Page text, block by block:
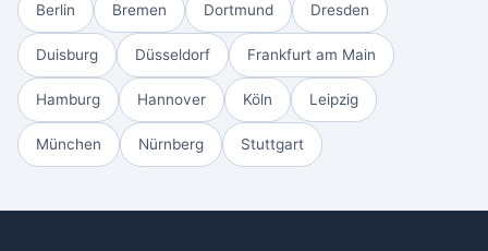
Berlin Bremen Dortmund Dresden
Duisburg Düsseldorf Frankfurt am Main
Hamburg Hannover Köln Leipzig
München Nürnberg Stuttgart